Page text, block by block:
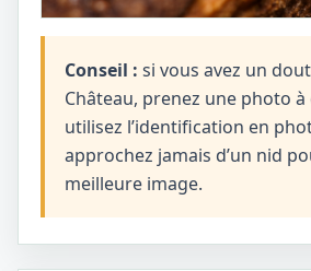
Conseil : si vous avez un
Château, prenez une photo
utilisez l’identification en
approchez jamais d’un nid
meilleure image.